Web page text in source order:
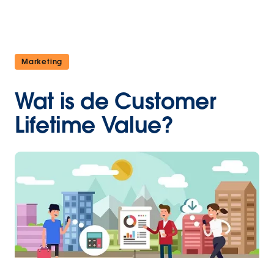
Marketing
Wat is de Customer
Lifetime Value?